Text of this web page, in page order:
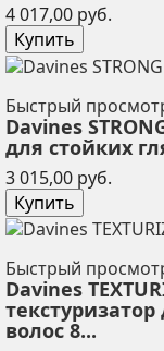
4 017,00 руб.
Купить
Быстрый
Davines
для стойких
3 015,00 руб.
Купить
Быстрый
Davines
волос 8...